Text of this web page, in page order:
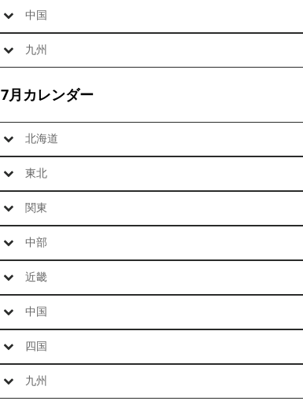
中国
九州
7月カレンダー
北海道
東北
関東
中部
近畿
中国
四国
九州